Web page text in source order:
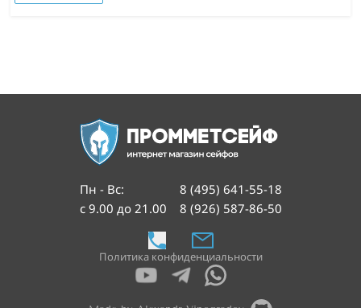
Пн - Вс:
с 9.00 до 21.00
8 (495) 641-55-18
8 (926) 587-86-50
Политика конфиденциальности